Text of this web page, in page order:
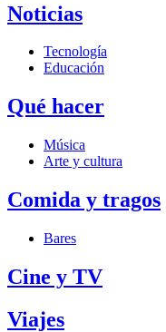
Noticias
Tecnología
Educación
Qué hacer
Música
Arte y cultura
Comida y tragos
Bares
Cine y TV
Viajes